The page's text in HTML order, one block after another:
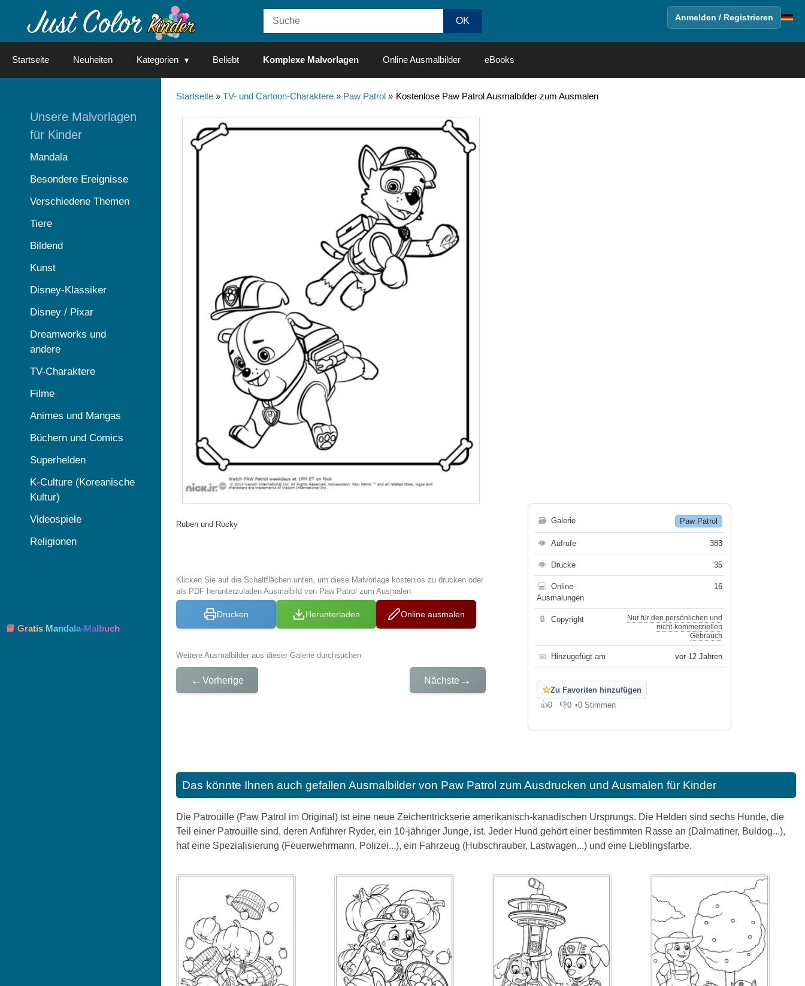
Anmelden / Registrieren
Startseite Neuheiten Kategorien Beliebt Komplexe Malvorlagen Online Ausmalbilder eBooks
Startseite» TV- und Cartoon-Charaktere» Paw Patrol» Kostenlose Paw Patrol Ausmalbilder zum Ausmalen
Ruben und Rocky
Klicken Sie auf die Schaltflächen unten, um diese Malvorlage kostenlos zu drucken oder
als PDF herunterzuladen Ausmalbild von Paw Patrol zum Ausmalen
Drucken Herunterladen Online ausmalen
Weitere Ausmalbilder aus dieser Galerie durchsuchen
← Vorherige Nächste →
🗃 Galerie Paw Patrol
👁 Aufrufe 383
👁 Drucke 35
💻
Online-
Ausmalungen
16
🔒 Copyright
Nur für den persönlichen und
nicht-kommerziellen
Gebrauch
📅 Hinzugefügt am vor 12 Jahren
☆Zu Favoriten hinzufügen
👍0
Gefällt mir
👎0
Gefällt mir nicht
•0 Stimmen
Das könnte Ihnen auch gefallen Ausmalbilder von Paw Patrol zum Ausdrucken und Ausmalen für Kinder
Die Patrouille (Paw Patrol im Original) ist eine neue Zeichentrickserie amerikanisch-kanadischen Ursprungs. Die Helden sind sechs Hunde, die
Teil einer Patrouille sind, deren Anführer Ryder, ein 10-jähriger Junge, ist. Jeder Hund gehört einer bestimmten Rasse an (Dalmatiner, Buldog...),
hat eine Spezialisierung (Feuerwehrmann, Polizei...), ein Fahrzeug (Hubschrauber, Lastwagen...) und eine Lieblingsfarbe.
Unsere Malvorlagen
für Kinder
Mandala
Besondere Ereignisse
Verschiedene Themen
Tiere
Bildend
Kunst
Disney-Klassiker
Disney / Pixar
Dreamworks und
andere
TV-Charaktere
Filme
Animes und Mangas
Büchern und Comics
Superhelden
K-Culture (Koreanische
Kultur)
Videospiele
Religionen
📘 Gratis Mandala-Malbuch